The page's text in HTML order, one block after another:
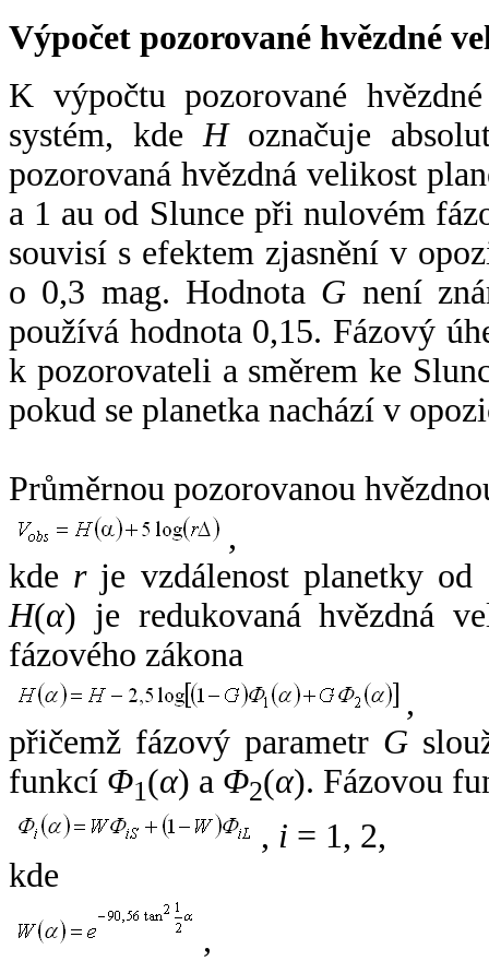
Výpočet pozorované hvězdné
K výpočtu pozorované
systém, kde Hoznačuje
pozorovaná hvězdná velikost
a 1 au od Slunce při nulovém
souvisí s efektem zjasnění v
o 0,3 mag. Hodnota G není
používá hodnota 0,15. Fázový
k pozorovateli a směrem ke
pokud se planetka nachází v
Průměrnou pozorovanou
,
kde rje vzdálenost planetky od
H(α) je redukovaná hvězdná
fázového zákona
,
přičemž fázový parametr G
funkcí Φ1(α) a Φ2(α). Fázovou
, i = 1, 2,
kde
,